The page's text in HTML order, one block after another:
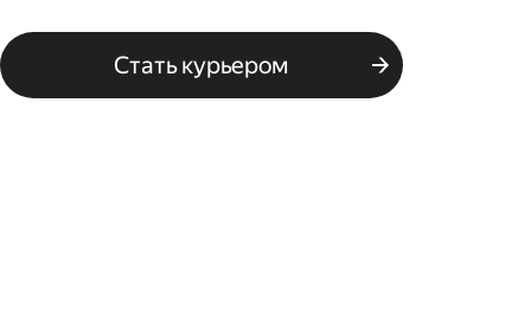
Стать курьером